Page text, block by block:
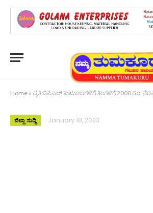
Home » ಪ್ರತಿ ಬಿಪಿಎಲ್ ಕುಟುಂಬಗಳಿಗೆ ತಿಂಗಳಿಗೆ 2000 ರೂ.
ಜಿಲ್ಲಾ ಸುದ್ದಿ January 18, 2023